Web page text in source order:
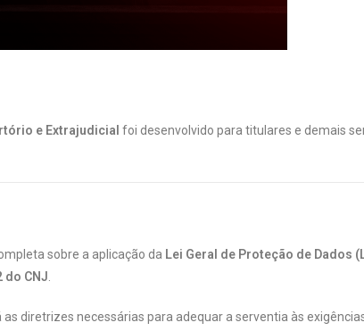
e Extrajudicial foi desenvolvido para titulares e demais
sobre a aplicação da Lei Geral de Proteção de Dados
do CNJ
diretrizes necessárias para adequar a serventia às